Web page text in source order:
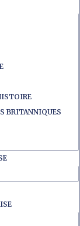
BRITANNIQUES